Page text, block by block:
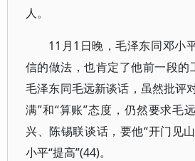
人。
11月1日晚，毛泽东同邓小
信的做法，也肯定了他前一段的
毛泽东同毛远新谈话，虽然批评
满”和“算账”态度，仍然要求毛
兴、陈锡联谈话，要他“开门见
小平“提高”(44)。